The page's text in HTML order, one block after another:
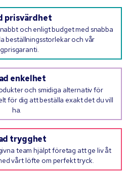
prisvärdhet
och enligt budget med snabba
beställningsstorlekar och vår
enkelhet
och smidiga alternativ för
för dig att beställa exakt det du vill
ha.
trygghet
team hjälpt företag att ge liv åt
vårt löfte om perfekt tryck.